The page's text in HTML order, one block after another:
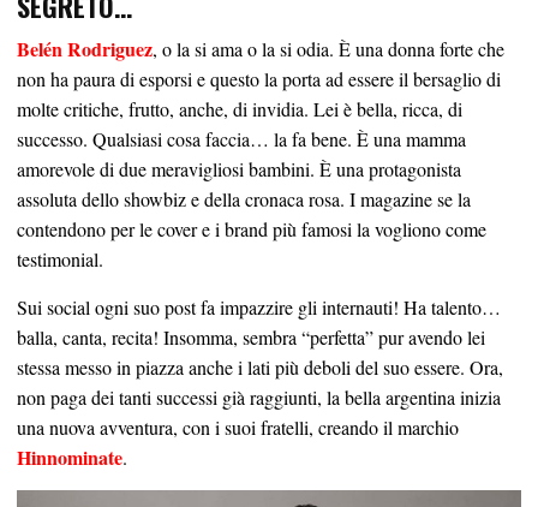
Belén Rodriguez, o la si ama o la si odia. È una donna forte che
non ha paura di esporsi e questo la porta ad essere il bersaglio di
molte critiche, frutto, anche, di invidia. Lei è bella, ricca, di
successo. Qualsiasi cosa faccia… la fa bene. È una mamma
amorevole di due meravigliosi bambini. È una protagonista
assoluta dello showbiz e della cronaca rosa. I magazine se la
contendono per le cover e i brand più famosi la vogliono come
testimonial.
Sui social ogni suo post fa impazzire gli internauti! Ha talento…
balla, canta, recita! Insomma, sembra “perfetta” pur avendo lei
stessa messo in piazza anche i lati più deboli del suo essere. Ora,
non paga dei tanti successi già raggiunti, la bella argentina inizia
una nuova avventura, con i suoi fratelli, creando il marchio
Hinnominate.